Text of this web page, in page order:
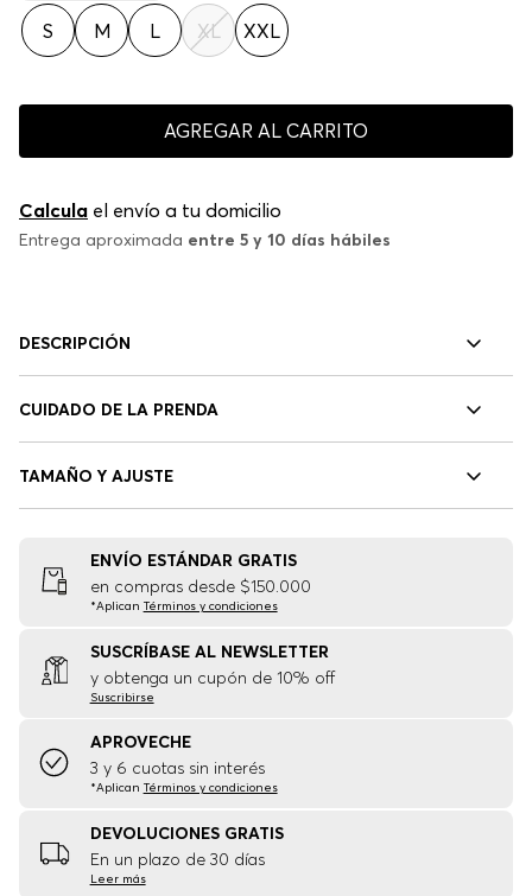
S M L XL XXL
AGREGAR AL CARRITO
Calcula el envío a tu domicilio
Entrega aproximada entre 5 y 10 días hábiles
DESCRIPCIÓN
CUIDADO DE LA PRENDA
TAMAÑO Y AJUSTE
ENVÍO ESTÁNDAR GRATIS
en compras desde $150.000
*Aplican Términos y condiciones
SUSCRÍBASE AL NEWSLETTER
y obtenga un cupón de 10% off
Suscribirse
APROVECHE
3 y 6 cuotas sin interés
*Aplican Términos y condiciones
DEVOLUCIONES GRATIS
En un plazo de 30 días
Leer más